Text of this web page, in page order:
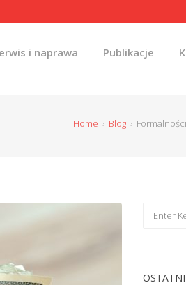
i naprawa Publikacje
Home › Blog ›